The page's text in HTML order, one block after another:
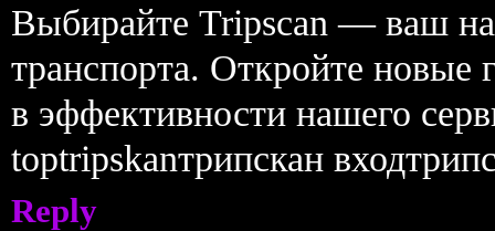
Выбирайте Tripscan — ваш
транспорта. Откройте новые
в эффективности нашего
toptripskanтрипскан
Reply